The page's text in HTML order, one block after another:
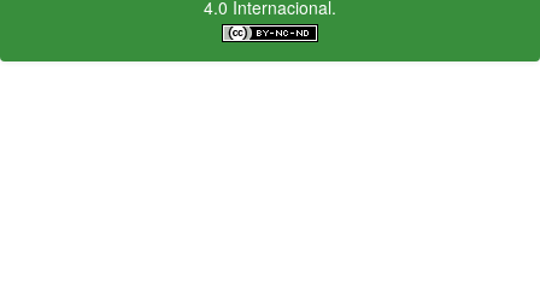
4.0 Internacional.